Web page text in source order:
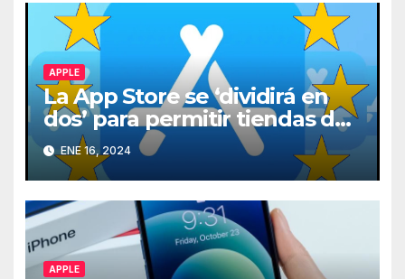
APPLE
La App Store se ‘dividirá en
dos’ para permitir tiendas de
terceros en iPhone en la UE
ENE 16, 2024
APPLE